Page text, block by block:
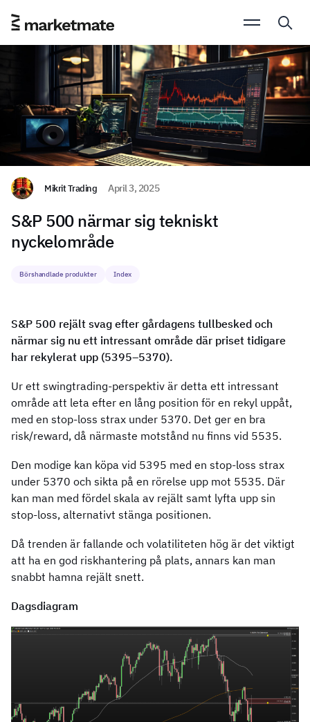
Mikrit Trading April 3, 2025
S&P 500 närmar sig tekniskt
nyckelområde
Börshandlade produkter Index
S&P 500 rejält svag efter gårdagens tullbesked och
närmar sig nu ett intressant område där priset tidigare
har rekylerat upp (5395–5370).
Ur ett swingtrading-perspektiv är detta ett intressant
område att leta efter en lång position för en rekyl uppåt,
med en stop-loss strax under 5370. Det ger en bra
risk/reward, då närmaste motstånd nu finns vid 5535.
Den modige kan köpa vid 5395 med en stop-loss strax
under 5370 och sikta på en rörelse upp mot 5535. Där
kan man med fördel skala av rejält samt lyfta upp sin
stop-loss, alternativt stänga positionen.
Då trenden är fallande och volatiliteten hög är det viktigt
att ha en god riskhantering på plats, annars kan man
snabbt hamna rejält snett.
Dagsdiagram